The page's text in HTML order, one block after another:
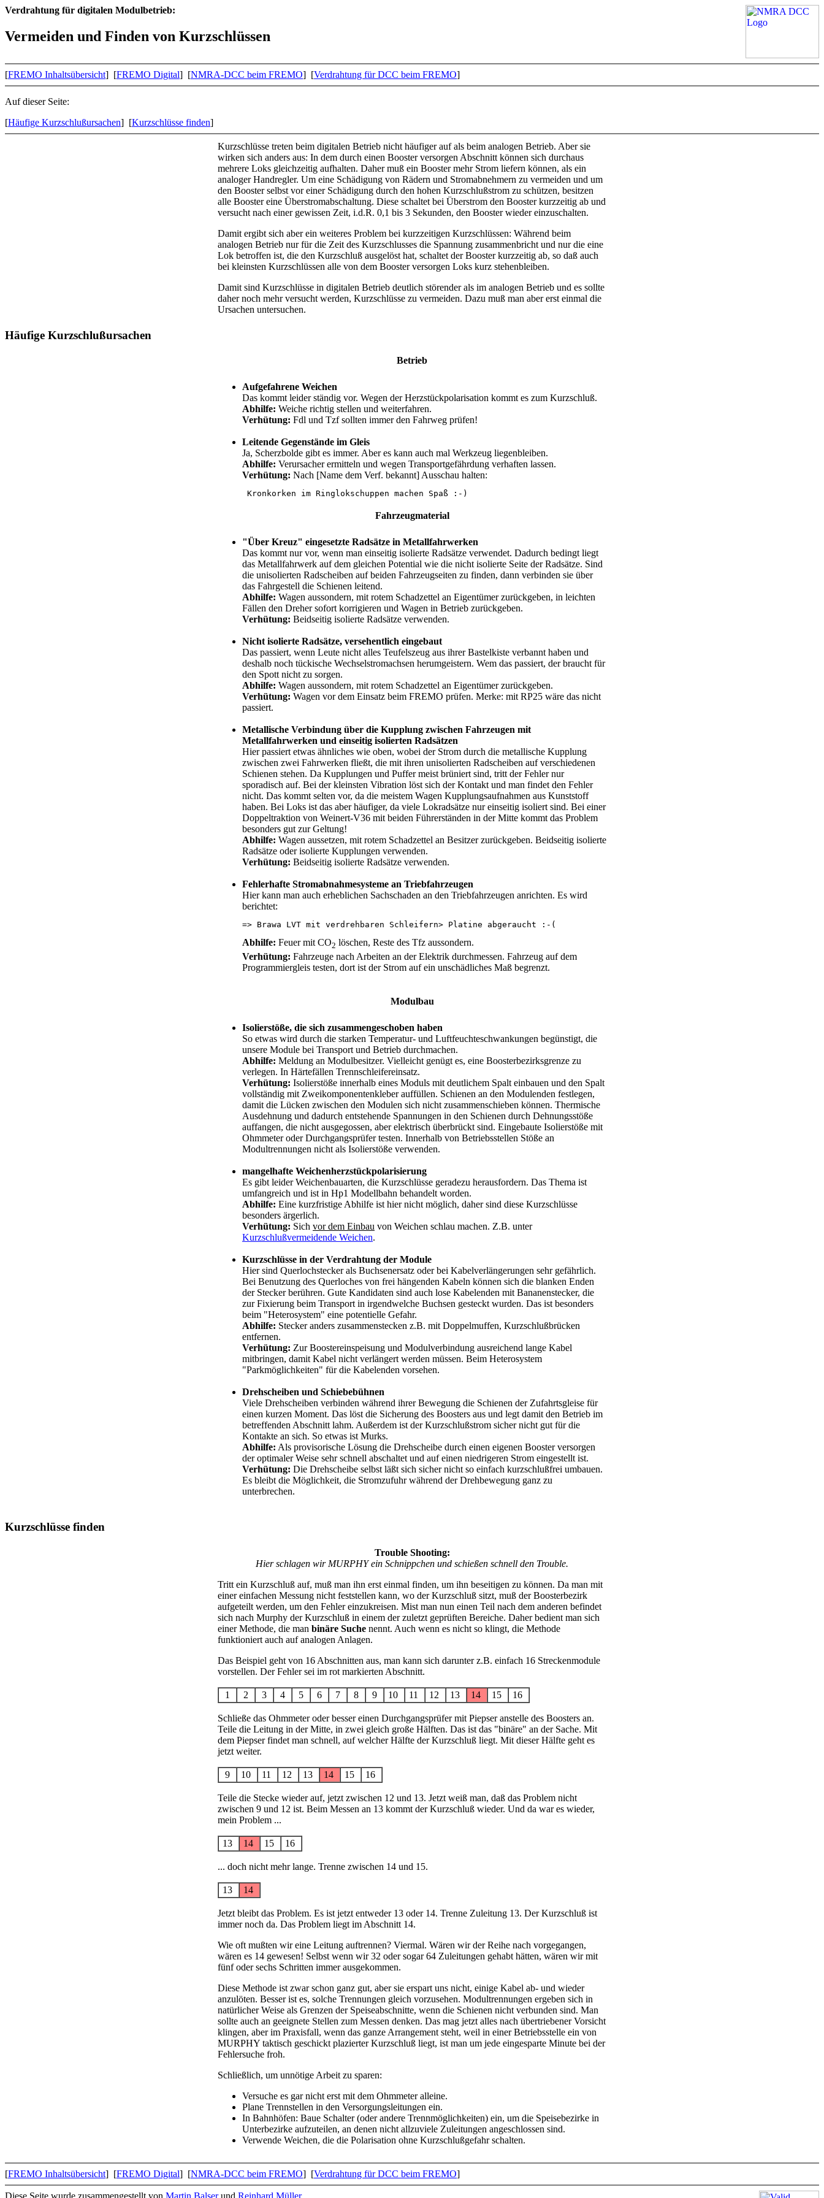
Verdrahtung für digitalen Modulbetrieb:
Vermeiden und Finden von Kurzschlüssen
[FREMO Inhaltsübersicht] [FREMO Digital] [NMRA-DCC beim FREMO] [Verdrahtung für DCC beim FREMO]
Auf dieser Seite:
[Häufige Kurzschlußursachen] [Kurzschlüsse finden]
Kurzschlüsse treten beim digitalen Betrieb nicht häufiger auf als beim analogen Betrieb. Aber sie
wirken sich anders aus: In dem durch einen Booster versorgen Abschnitt können sich durchaus
mehrere Loks gleichzeitig aufhalten. Daher muß ein Booster mehr Strom liefern können, als ein
analoger Handregler. Um eine Schädigung von Rädern und Stromabnehmern zu vermeiden und um
den Booster selbst vor einer Schädigung durch den hohen Kurzschlußstrom zu schützen, besitzen
alle Booster eine Überstromabschaltung. Diese schaltet bei Überstrom den Booster kurzzeitig ab und
versucht nach einer gewissen Zeit, i.d.R. 0,1 bis 3 Sekunden, den Booster wieder einzuschalten.
Damit ergibt sich aber ein weiteres Problem bei kurzzeitigen Kurzschlüssen: Während beim
analogen Betrieb nur für die Zeit des Kurzschlusses die Spannung zusammenbricht und nur die eine
Lok betroffen ist, die den Kurzschluß ausgelöst hat, schaltet der Booster kurzzeitig ab, so daß auch
bei kleinsten Kurzschlüssen alle von dem Booster versorgen Loks kurz stehenbleiben.
Damit sind Kurzschlüsse in digitalen Betrieb deutlich störender als im analogen Betrieb und es sollte
daher noch mehr versucht werden, Kurzschlüsse zu vermeiden. Dazu muß man aber erst einmal die
Ursachen untersuchen.
Häufige Kurzschlußursachen
Betrieb
Aufgefahrene Weichen
Das kommt leider ständig vor. Wegen der Herzstückpolarisation kommt es zum Kurzschluß.
Abhilfe: Weiche richtig stellen und weiterfahren.
Verhütung: Fdl und Tzf sollten immer den Fahrweg prüfen!
Leitende Gegenstände im Gleis
Ja, Scherzbolde gibt es immer. Aber es kann auch mal Werkzeug liegenbleiben.
Abhilfe: Verursacher ermitteln und wegen Transportgefährdung verhaften lassen.
Verhütung: Nach [Name dem Verf. bekannt] Ausschau halten:
Kronkorken im Ringlokschuppen machen Spaß :-)
Fahrzeugmaterial
"Über Kreuz" eingesetzte Radsätze in Metallfahrwerken
Das kommt nur vor, wenn man einseitig isolierte Radsätze verwendet. Dadurch bedingt liegt
das Metallfahrwerk auf dem gleichen Potential wie die nicht isolierte Seite der Radsätze. Sind
die unisolierten Radscheiben auf beiden Fahrzeugseiten zu finden, dann verbinden sie über
das Fahrgestell die Schienen leitend.
Abhilfe: Wagen aussondern, mit rotem Schadzettel an Eigentümer zurückgeben, in leichten
Fällen den Dreher sofort korrigieren und Wagen in Betrieb zurückgeben.
Verhütung: Beidseitig isolierte Radsätze verwenden.
Nicht isolierte Radsätze, versehentlich eingebaut
Das passiert, wenn Leute nicht alles Teufelszeug aus ihrer Bastelkiste verbannt haben und
deshalb noch tückische Wechselstromachsen herumgeistern. Wem das passiert, der braucht für
den Spott nicht zu sorgen.
Abhilfe: Wagen aussondern, mit rotem Schadzettel an Eigentümer zurückgeben.
Verhütung: Wagen vor dem Einsatz beim FREMO prüfen. Merke: mit RP25 wäre das nicht
passiert.
Metallische Verbindung über die Kupplung zwischen Fahrzeugen mit
Metallfahrwerken und einseitig isolierten Radsätzen
Hier passiert etwas ähnliches wie oben, wobei der Strom durch die metallische Kupplung
zwischen zwei Fahrwerken fließt, die mit ihren unisolierten Radscheiben auf verschiedenen
Schienen stehen. Da Kupplungen und Puffer meist brüniert sind, tritt der Fehler nur
sporadisch auf. Bei der kleinsten Vibration löst sich der Kontakt und man findet den Fehler
nicht. Das kommt selten vor, da die meistem Wagen Kupplungsaufnahmen aus Kunststoff
haben. Bei Loks ist das aber häufiger, da viele Lokradsätze nur einseitig isoliert sind. Bei einer
Doppeltraktion von Weinert-V36 mit beiden Führerständen in der Mitte kommt das Problem
besonders gut zur Geltung!
Abhilfe: Wagen aussetzen, mit rotem Schadzettel an Besitzer zurückgeben. Beidseitig isolierte
Radsätze oder isolierte Kupplungen verwenden.
Verhütung: Beidseitig isolierte Radsätze verwenden.
Fehlerhafte Stromabnahmesysteme an Triebfahrzeugen
Hier kann man auch erheblichen Sachschaden an den Triebfahrzeugen anrichten. Es wird
berichtet:
=> Brawa LVT mit verdrehbaren Schleifern> Platine abgeraucht :-(
Abhilfe: Feuer mit CO2 löschen, Reste des Tfz aussondern.
Verhütung: Fahrzeuge nach Arbeiten an der Elektrik durchmessen. Fahrzeug auf dem
Programmiergleis testen, dort ist der Strom auf ein unschädliches Maß begrenzt.
Modulbau
Isolierstöße, die sich zusammengeschoben haben
So etwas wird durch die starken Temperatur- und Luftfeuchteschwankungen begünstigt, die
unsere Module bei Transport und Betrieb durchmachen.
Abhilfe: Meldung an Modulbesitzer. Vielleicht genügt es, eine Boosterbezirksgrenze zu
verlegen. In Härtefällen Trennschleifereinsatz.
Verhütung: Isolierstöße innerhalb eines Moduls mit deutlichem Spalt einbauen und den Spalt
vollständig mit Zweikomponentenkleber auffüllen. Schienen an den Modulenden festlegen,
damit die Lücken zwischen den Modulen sich nicht zusammenschieben können. Thermische
Ausdehnung und dadurch entstehende Spannungen in den Schienen durch Dehnungsstöße
auffangen, die nicht ausgegossen, aber elektrisch überbrückt sind. Eingebaute Isolierstöße mit
Ohmmeter oder Durchgangsprüfer testen. Innerhalb von Betriebsstellen Stöße an
Modultrennungen nicht als Isolierstöße verwenden.
mangelhafte Weichenherzstückpolarisierung
Es gibt leider Weichenbauarten, die Kurzschlüsse geradezu herausfordern. Das Thema ist
umfangreich und ist in Hp1 Modellbahn behandelt worden.
Abhilfe: Eine kurzfristige Abhilfe ist hier nicht möglich, daher sind diese Kurzschlüsse
besonders ärgerlich.
Verhütung: Sich vor dem Einbau von Weichen schlau machen. Z.B. unter
Kurzschlußvermeidende Weichen.
Kurzschlüsse in der Verdrahtung der Module
Hier sind Querlochstecker als Buchsenersatz oder bei Kabelverlängerungen sehr gefährlich.
Bei Benutzung des Querloches von frei hängenden Kabeln können sich die blanken Enden
der Stecker berühren. Gute Kandidaten sind auch lose Kabelenden mit Bananenstecker, die
zur Fixierung beim Transport in irgendwelche Buchsen gesteckt wurden. Das ist besonders
beim "Heterosystem" eine potentielle Gefahr.
Abhilfe: Stecker anders zusammenstecken z.B. mit Doppelmuffen, Kurzschlußbrücken
entfernen.
Verhütung: Zur Boostereinspeisung und Modulverbindung ausreichend lange Kabel
mitbringen, damit Kabel nicht verlängert werden müssen. Beim Heterosystem
"Parkmöglichkeiten" für die Kabelenden vorsehen.
Drehscheiben und Schiebebühnen
Viele Drehscheiben verbinden während ihrer Bewegung die Schienen der Zufahrtsgleise für
einen kurzen Moment. Das löst die Sicherung des Boosters aus und legt damit den Betrieb im
betreffenden Abschnitt lahm. Außerdem ist der Kurzschlußstrom sicher nicht gut für die
Kontakte an sich. So etwas ist Murks.
Abhilfe: Als provisorische Lösung die Drehscheibe durch einen eigenen Booster versorgen
der optimaler Weise sehr schnell abschaltet und auf einen niedrigeren Strom eingestellt ist.
Verhütung: Die Drehscheibe selbst läßt sich sicher nicht so einfach kurzschlußfrei umbauen.
Es bleibt die Möglichkeit, die Stromzufuhr während der Drehbewegung ganz zu
unterbrechen.
Kurzschlüsse finden
Trouble Shooting:
Hier schlagen wir MURPHY ein Schnippchen und schießen schnell den Trouble.
Tritt ein Kurzschluß auf, muß man ihn erst einmal finden, um ihn beseitigen zu können. Da man mit
einer einfachen Messung nicht feststellen kann, wo der Kurzschluß sitzt, muß der Boosterbezirk
aufgeteilt werden, um den Fehler einzukreisen. Mist man nun einen Teil nach dem anderen befindet
sich nach Murphy der Kurzschluß in einem der zuletzt geprüften Bereiche. Daher bedient man sich
einer Methode, die man binäre Suche nennt. Auch wenn es nicht so klingt, die Methode
funktioniert auch auf analogen Anlagen.
Das Beispiel geht von 16 Abschnitten aus, man kann sich darunter z.B. einfach 16 Streckenmodule
vorstellen. Der Fehler sei im rot markierten Abschnitt.
1 2 3 4 5 6 7 8 9 10 11 12 13 14 15 16
Schließe das Ohmmeter oder besser einen Durchgangsprüfer mit Piepser anstelle des Boosters an.
Teile die Leitung in der Mitte, in zwei gleich große Hälften. Das ist das "binäre" an der Sache. Mit
dem Piepser findet man schnell, auf welcher Hälfte der Kurzschluß liegt. Mit dieser Hälfte geht es
jetzt weiter.
9 10 11 12 13 14 15 16
Teile die Stecke wieder auf, jetzt zwischen 12 und 13. Jetzt weiß man, daß das Problem nicht
zwischen 9 und 12 ist. Beim Messen an 13 kommt der Kurzschluß wieder. Und da war es wieder,
mein Problem ...
13 14 15 16
... doch nicht mehr lange. Trenne zwischen 14 und 15.
13 14
Jetzt bleibt das Problem. Es ist jetzt entweder 13 oder 14. Trenne Zuleitung 13. Der Kurzschluß ist
immer noch da. Das Problem liegt im Abschnitt 14.
Wie oft mußten wir eine Leitung auftrennen? Viermal. Wären wir der Reihe nach vorgegangen,
wären es 14 gewesen! Selbst wenn wir 32 oder sogar 64 Zuleitungen gehabt hätten, wären wir mit
fünf oder sechs Schritten immer ausgekommen.
Diese Methode ist zwar schon ganz gut, aber sie erspart uns nicht, einige Kabel ab- und wieder
anzulöten. Besser ist es, solche Trennungen gleich vorzusehen. Modultrennungen ergeben sich in
natürlicher Weise als Grenzen der Speiseabschnitte, wenn die Schienen nicht verbunden sind. Man
sollte auch an geeignete Stellen zum Messen denken. Das mag jetzt alles nach übertriebener Vorsicht
klingen, aber im Praxisfall, wenn das ganze Arrangement steht, weil in einer Betriebsstelle ein von
MURPHY taktisch geschickt plazierter Kurzschluß liegt, ist man um jede eingesparte Minute bei der
Fehlersuche froh.
Schließlich, um unnötige Arbeit zu sparen:
Versuche es gar nicht erst mit dem Ohmmeter alleine.
Plane Trennstellen in den Versorgungsleitungen ein.
In Bahnhöfen: Baue Schalter (oder andere Trennmöglichkeiten) ein, um die Speisebezirke in
Unterbezirke aufzuteilen, an denen nicht allzuviele Zuleitungen angeschlossen sind.
Verwende Weichen, die die Polarisation ohne Kurzschlußgefahr schalten.
[FREMO Inhaltsübersicht] [FREMO Digital] [NMRA-DCC beim FREMO] [Verdrahtung für DCC beim FREMO]
Diese Seite wurde zusammengestellt von Martin Balserund Reinhard Müller.